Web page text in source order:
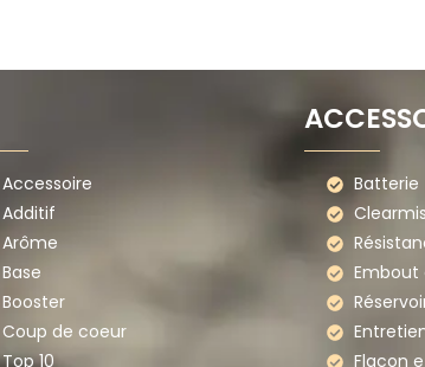
Accessoire
Additif
Arôme
Base
Booster
Coup de coeur
Top 10
Batterie
Flacon